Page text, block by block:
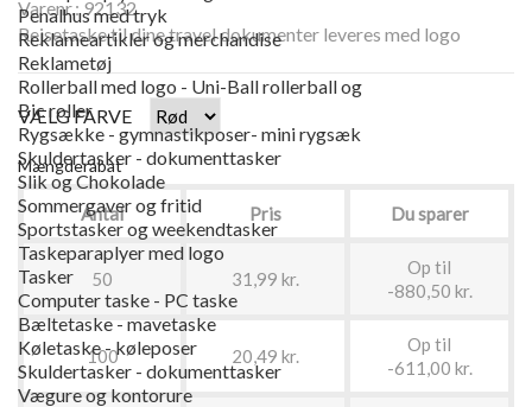
Penalhus med tryk
Reklameartikler og merchandise
Reklametøj
Rollerball med logo - Uni-Ball rollerball og
Bic roller
Rygsække - gymnastikposer- mini rygsæk
Skuldertasker - dokumenttasker
Slik og Chokolade
Sommergaver og fritid
Sportstasker og weekendtasker
Taskeparaplyer med logo
Tasker
Computer taske - PC taske
Bæltetaske - mavetaske
Køletaske - køleposer
Skuldertasker - dokumenttasker
Vægure og kontorure
Varenr.: 92132
Rejsetaske til dine travel dokumenter leveres med logo
VÆLG FARVE
Mængderabat
Antal Pris Du sparer
50 31,99 kr.
Op til
-880,50 kr.
100 20,49 kr.
Op til
-611,00 kr.